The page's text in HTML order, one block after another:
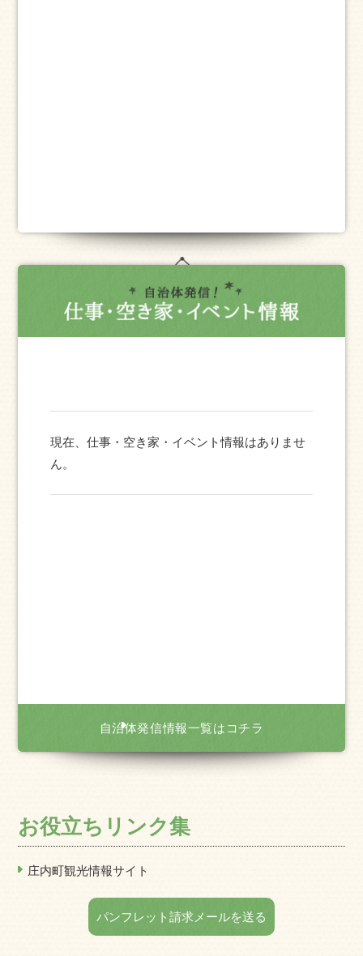
現在、仕事・空き家・イベント情報はありませ
ん。
自治体発信情報一覧はコチラ
お役立ちリンク集
庄内町観光情報サイト
パンフレット請求メールを送る